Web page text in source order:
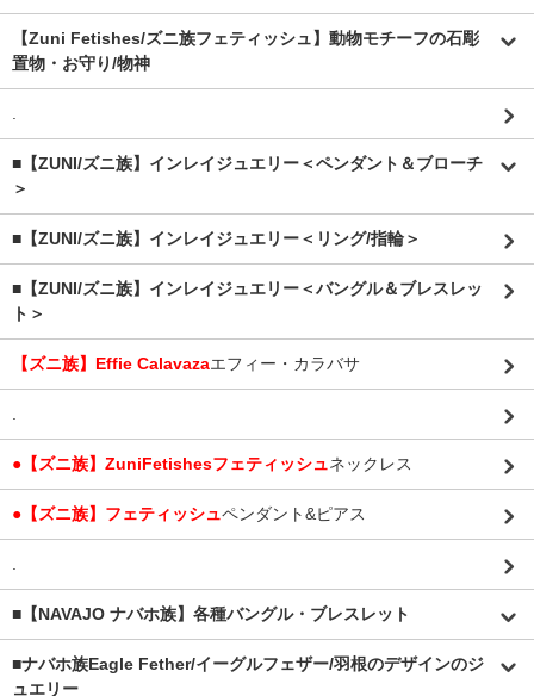
【Zuni Fetishes/ズニ族フェティッシュ】動物モチーフの石彫
置物・お守り/物神
.
■【ZUNI/ズニ族】インレイジュエリー＜ペンダント＆ブローチ
＞
■【ZUNI/ズニ族】インレイジュエリー＜リング/指輪＞
■【ZUNI/ズニ族】インレイジュエリー＜バングル＆ブレスレッ
ト＞
【ズニ族】Effie Calavazaエフィー・カラバサ
.
●【ズニ族】ZuniFetishesフェティッシュネックレス
●【ズニ族】フェティッシュペンダント&ピアス
.
■【NAVAJO ナバホ族】各種バングル・ブレスレット
■ナバホ族Eagle Fether/イーグルフェザー/羽根のデザインのジ
ュエリー